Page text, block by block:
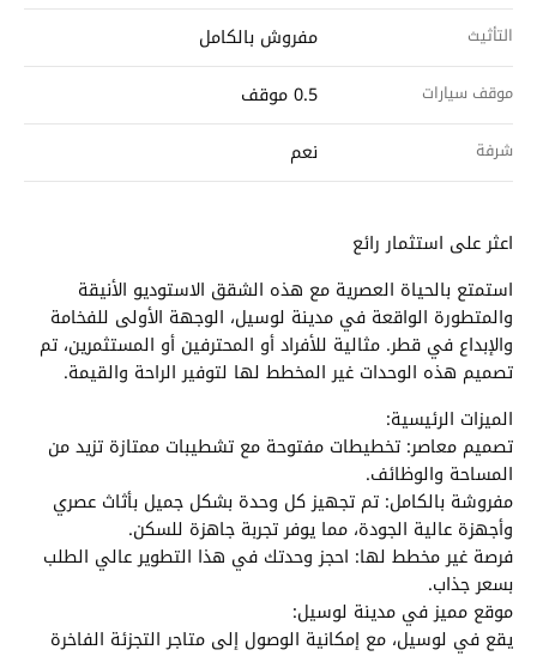
التأثيث مفروش بالكامل
موقف سيارات 0.5 موقف
شرفة نعم
اعثر على استثمار رائع
استمتع بالحياة العصرية مع هذه الشقق الاستوديو الأنيقة
والمتطورة الواقعة في مدينة لوسيل، الوجهة الأولى للفخامة
والإبداع في قطر. مثالية للأفراد أو المحترفين أو المستثمرين، تم
تصميم هذه الوحدات غير المخطط لها لتوفير الراحة والقيمة.
الميزات الرئيسية:
تصميم معاصر: تخطيطات مفتوحة مع تشطيبات ممتازة تزيد من
المساحة والوظائف.
مفروشة بالكامل: تم تجهيز كل وحدة بشكل جميل بأثاث عصري
وأجهزة عالية الجودة، مما يوفر تجربة جاهزة للسكن.
فرصة غير مخطط لها: احجز وحدتك في هذا التطوير عالي الطلب
بسعر جذاب.
موقع مميز في مدينة لوسيل:
يقع في لوسيل، مع إمكانية الوصول إلى متاجر التجزئة الفاخرة